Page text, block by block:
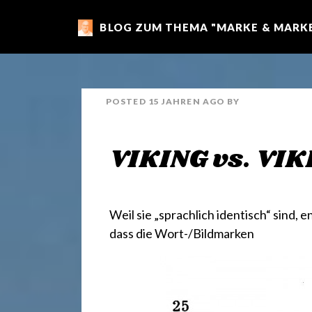
m
a
BLOG ZUM THEMA "MARKE &
POSTED 15 JAHREN AGO BY
VIKING vs.
Weil sie „sprachlich identisch“ sind,
dass die Wort-/Bildmarken